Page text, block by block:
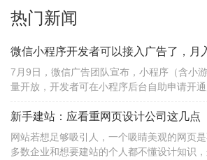
热门新闻
微信小程序开发者可以接入广告了，月
7月9日，微信广告团队宣布，小程序（含小
量开放，开发者可在小程序后台自助申请开
新手建站：应看重网页设计公司这几点
网站若想足够吸引人，一个吸睛美观的网页
多数企业和想要建站的个人都不懂设计知识